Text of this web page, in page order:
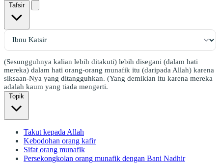
Tafsir
(Sesungguhnya kalian lebih ditakuti) lebih disegani (dalam hati
mereka) dalam hati orang-orang munafik itu (daripada Allah) karena
siksaan-Nya yang ditangguhkan. (Yang demikian itu karena mereka
adalah kaum yang tiada mengerti.
Topik
Takut kepada Allah
Kebodohan orang kafir
Sifat orang munafik
Persekongkolan orang munafik dengan Bani Nadhir